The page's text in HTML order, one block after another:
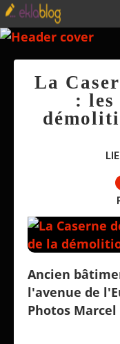
La
: les
Ancien
l'avenue de
Photos Marcel